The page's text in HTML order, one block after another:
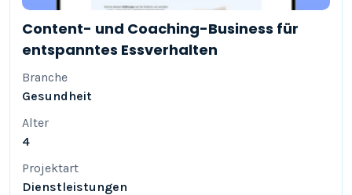
Content- und Coaching-Business für
entspanntes Essverhalten
Branche
Gesundheit
Alter
4
Projektart
Dienstleistungen